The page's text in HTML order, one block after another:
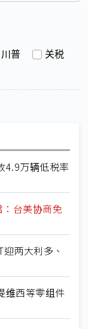
川普 关税
万辆低税率
台美协商免
两大利多、
西等零组件